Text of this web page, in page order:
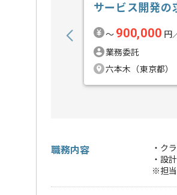
サービス開発の
〜 900,000 円
業務委託
六本木（東京都）
職務内容
・ク
・設
※担当